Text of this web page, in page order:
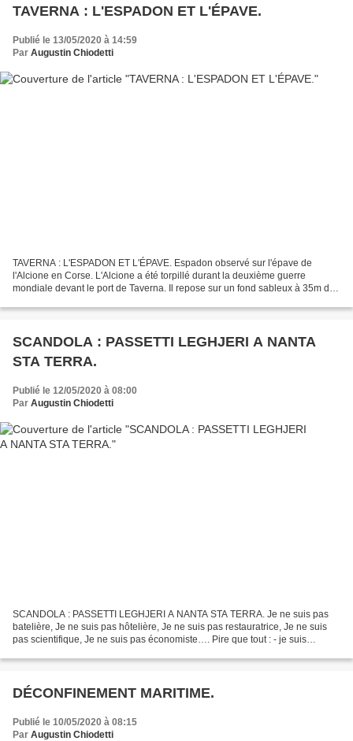
TAVERNA : L'ESPADON ET L'ÉPAVE.
Publié le 13/05/2020 à 14:59
Par Augustin Chiodetti
TAVERNA : L'ESPADON ET L'ÉPAVE. Espadon observé sur l'épave de
l'Alcione en Corse. L'Alcione a été torpillé durant la deuxième guerre
mondiale devant le port de Taverna. Il repose sur un fond sableux à 35m de
SCANDOLA : PASSETTI LEGHJERI A NANTA
STA TERRA.
Publié le 12/05/2020 à 08:00
Par Augustin Chiodetti
SCANDOLA : PASSETTI LEGHJERI A NANTA STA TERRA. Je ne suis pas
batelière, Je ne suis pas hôtelière, Je ne suis pas restauratrice, Je ne suis
pas scientifique, Je ne suis pas économiste…. Pire que tout : - je suis
DÉCONFINEMENT MARITIME.
Publié le 10/05/2020 à 08:15
Par Augustin Chiodetti